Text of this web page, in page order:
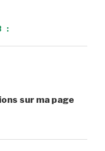
:
sur ma page